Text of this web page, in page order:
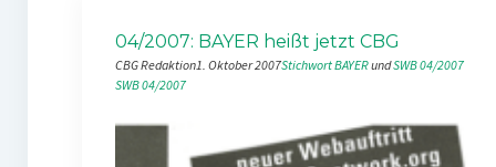
04/2007: BAYER heißt jetzt CBG
CBG Redaktion1. Oktober 2007Stichwort BAYER und SWB 04/2007
SWB 04/2007